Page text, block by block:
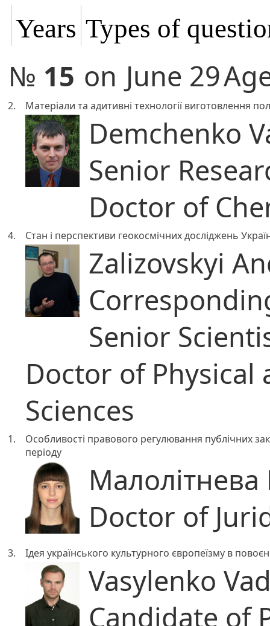
Years Types of
№ 15 on June 29
2. Матеріали та адитивні технології виготовлення
Demchenko
Senior
Doctor of
4. Стан і перспективи геокосмічних досліджень
Zalizovskyi
Senior
Doctor of
Sciences
1.
Особливості правового регулювання публічних
періоду
Малолітнева
Doctor of
3. Ідея українського культурного європеїзму в
Vasylenko
Candidate of